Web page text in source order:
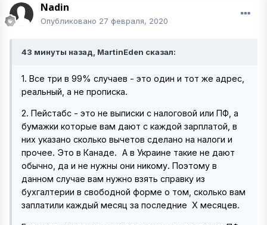
Nadin
Опубликовано 27 февраля, 2020
43 минуты назад, MartinEden сказал:
1. Все три в 99% случаев - это один и тот же адрес,
реальный, а не прописка.
2. Пейстабс - это не выписки с налоговой или ПФ, а
бумажки которые вам дают с каждой зарплатой, в
них указано сколько вычетов сделано на налоги и
прочее. Это в Канаде. А в Украине такие не дают
обычно, да и не нужны они никому. Поэтому в
данном случае вам нужно взять справку из
бухгалтерии в свободной форме о том, сколько вам
заплатили каждый месяц за последние Х месяцев.